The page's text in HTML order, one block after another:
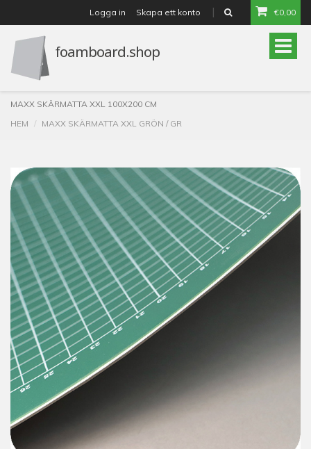
Logga in Skapa ett konto €0,00
Toggle
MAXX SKÄRMATTA XXL 100X200 CM
HEM
MAXX SKÄRMATTA XXL GRÖN / GR